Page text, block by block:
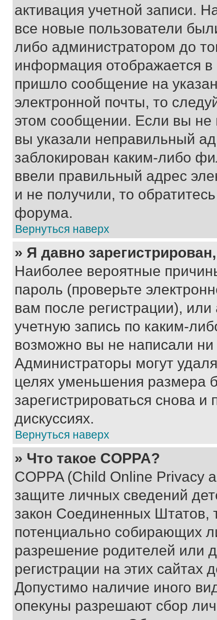
активация учетной записи.
все новые пользователи
либо администратором до
информация отображается
пришло сообщение на
электронной почты, то
этом сообщении. Если вы
вы указали неправильный
заблокирован каким-либо
ввели правильный адрес
и не получили, то
форума.
Вернуться наверх
» Я давно
Наиболее вероятные
пароль (проверьте
вам после регистрации),
учетную запись по каким-
возможно вы не написали
Администраторы могут
целях уменьшения размера
зарегистрироваться снова и
дискуссиях.
Вернуться наверх
» Что такое COPPA?
COPPA (Child Online Privacy
защите личных сведений
закон Соединенных Штатов,
потенциально собирающих
разрешение родителей или
регистрации на этих сайтах
Допустимо наличие иного
опекуны разрешают сбор